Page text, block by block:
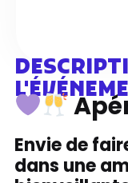
Envie de
dans une